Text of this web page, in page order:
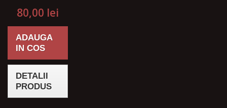
80,00 lei
ADAUGA
IN COS
DETALII
PRODUS